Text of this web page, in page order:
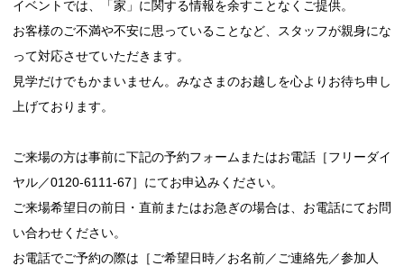
イベントでは、「家」に関する情報を余すことなくご提供。
お客様のご不満や不安に思っていることなど、スタッフが親身にな
って対応させていただきます。
見学だけでもかまいません。みなさまのお越しを心よりお待ち申し
上げております。
ご来場の方は事前に下記の予約フォームまたはお電話［フリーダイ
ヤル／0120-6111-67］にてお申込みください。
ご来場希望日の前日・直前またはお急ぎの場合は、お電話にてお問
い合わせください。
お電話でご予約の際は［ご希望日時／お名前／ご連絡先／参加人